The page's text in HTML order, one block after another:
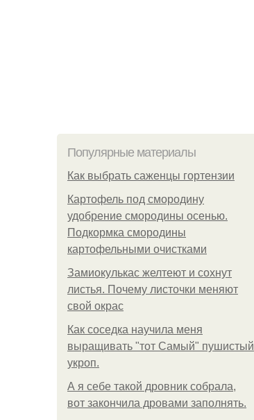
Популярные материалы
Как выбрать саженцы гортензии
Картофель под смородину
удобрение смородины осенью.
Подкормка смородины
картофельными очистками
Замиокулькас желтеют и сохнут
листья. Почему листочки меняют
свой окрас
Как соседка научила меня
выращивать "тот Самый" пушистый
укроп.
А я себе такой дровник собрала,
вот закончила дровами заполнять.